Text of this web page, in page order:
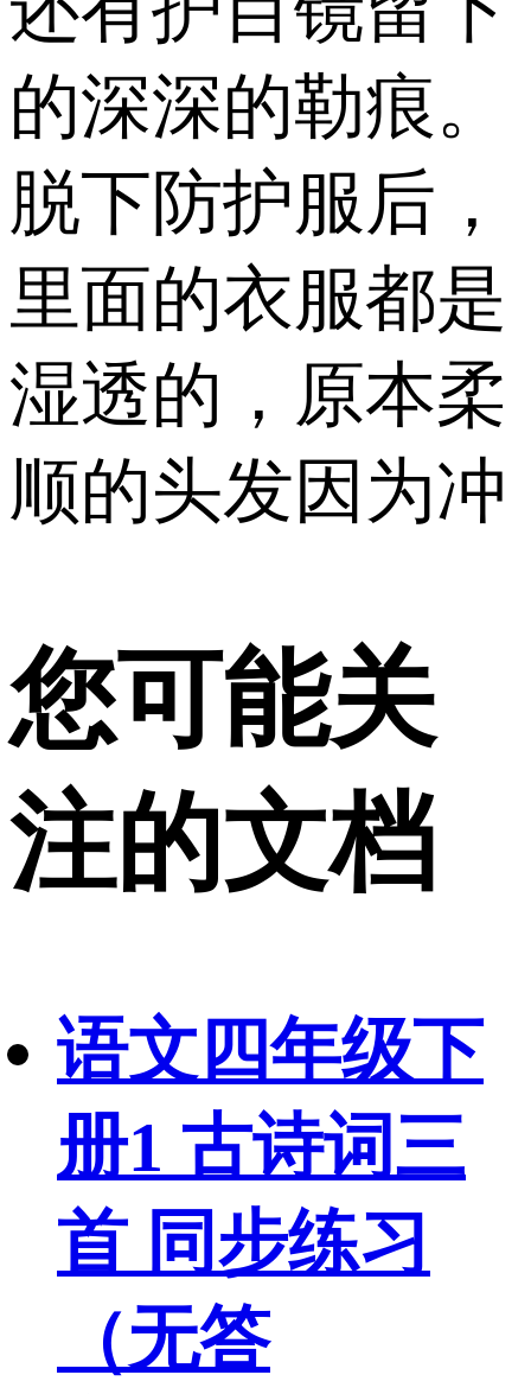
的深深的勒痕。
脱下防护服后，
里面的衣服都是
湿透的，原本柔
顺的头发因为冲
您可能关
注的文档
语文四年级下
册1 古诗词三
首 同步练习
（无答